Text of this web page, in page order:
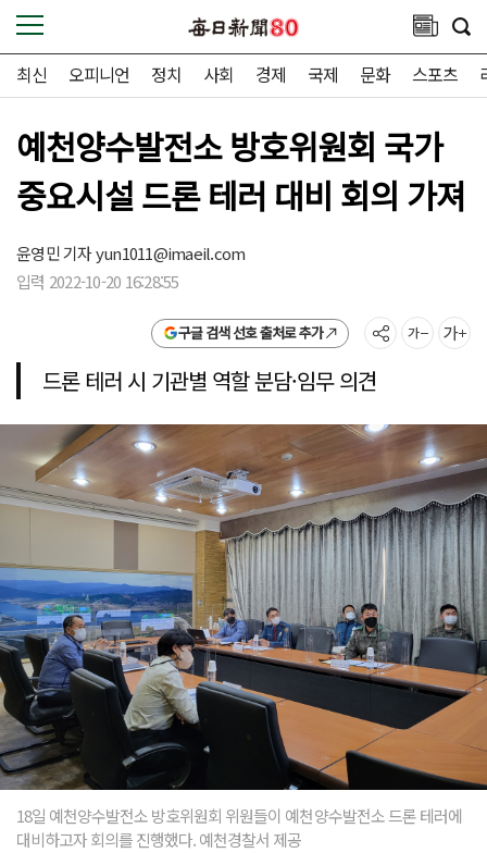
최신 오피니언 정치 사회 경제 국제 문화 스포츠
예천양수발전소 방호위원회 국가
중요시설 드론 테러 대비 회의 가져
윤영민 기자yun1011@imaeil.com
입력 2022-10-20 16:28:55
구글 검색 선호 출처로 추가
드론 테러 시 기관별 역할 분담·임무 의견
18일 예천양수발전소 방호위원회 위원들이 예천양수발전소 드론 테러에
대비하고자 회의를 진행했다. 예천경찰서 제공